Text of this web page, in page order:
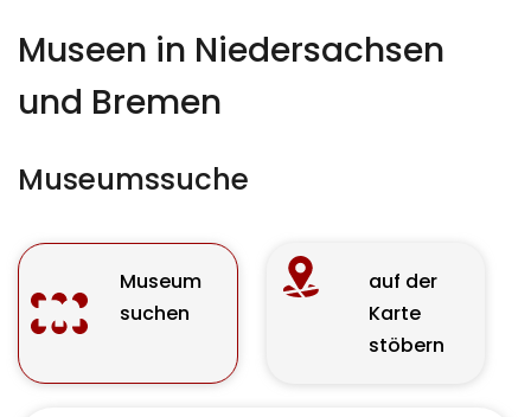
Museen in Niedersachsen
und Bremen
Museumssuche
Museum
suchen
auf der
Karte
stöbern